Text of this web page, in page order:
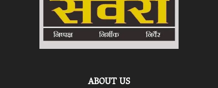
ABOUT US